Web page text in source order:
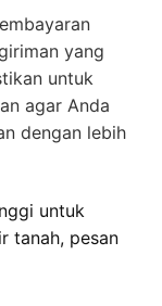
yang
untuk
agar Anda
dengan lebih
untuk
tanah, pesan